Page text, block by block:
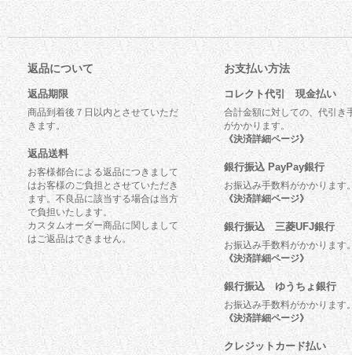
返品について
返品期限
商品到着後７日以内とさせていただ
きます。
返品送料
お客様都合による返品につきまして
はお客様のご負担とさせていただき
ます。不良品に該当する場合は当方
で負担いたします。
カスタムオーダー商品に関しまして
はご返品はできません。
お支払い方法
コレクト代引 現金払い
合計金額に対しての、代引き
がかかります。
《決済詳細ページ》
銀行振込 PayPay銀行
お振込み手数料がかかります
《決済詳細ページ》
銀行振込 三菱UFJ銀行
お振込み手数料がかかります
《決済詳細ページ》
銀行振込 ゆうちょ銀行
お振込み手数料がかかります
《決済詳細ページ》
クレジットカード払い